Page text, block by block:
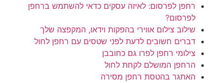
רחפן לפרסום: לאיזה עסקים כדאי להשתמש ברחפן
לפרסום?
שילוב צילום אווירי בהפקות וידאו, המקפצה שלך
דברים חשובים לדעת לפני שטסים עם רחפן לחול
צילומי רחפן לפרו גם כחובבן
הרחפן המושלם לקחת לחול
האתגר בהטסת רחפן מסירה